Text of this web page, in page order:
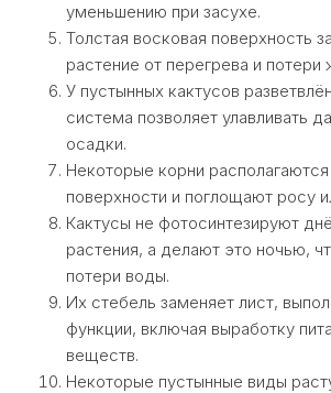
уменьшению при засухе.
Толстая восковая поверхность
растение от перегрева и потери
У пустынных кактусов
система позволяет улавливать
осадки.
Некоторые корни
поверхности и поглощают росу
Кактусы не фотосинтезируют
растения, а делают это ночью,
потери воды.
Их стебель заменяет лист,
функции, включая выработку
веществ.
Некоторые пустынные виды